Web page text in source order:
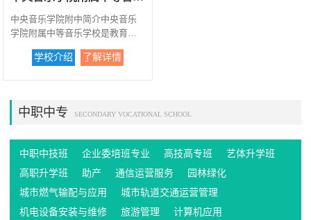
才。促进了传统艺术与现代雕刻
技术的结合。...
声誉，不仅在北京市，而且在全
的中等职业学校。学校师资力量
雄厚，办学效果显著，自创办职
业教育以来，为社会输送了大量
的专业技术人才。学校是北京市
现代化标志性中等职业学校、全
国中等职业学校德育工作试验
则被归入六个主要的学术学院（S
chools）里。它也是众多学术联盟
的成员之一，为中国的重要学
诺贝尔奖得主的高等学府，共有9
转移培训”、“岗位技能培训”中成
中央音乐学院附中简介中央音乐
学院附属中等音乐学校是教育部
直属的国家级重点中等专业学
校，被文化部评为省部级重点专
器演奏、管弦乐器演奏、中国乐
器演奏、综合音乐理论、作曲、
和北京市教委批准，与澳门演艺
学院音乐学校合作，在澳门设立
了“附中教学点”。自建校以来，
一直受到各届国家领导人的关怀
与重视，在国家各级领导的支持
学校介绍 了解详情
中职中专 SECONDARY VOCATIONAL SCHOOL
中职中技班 企业委培班专业 高技高专班
艺体升学班
高职升学班
助产 通信运营服务
园林绿化
城市燃气输配与应用
城市轨道交通运营管理
机电设备安装与维修
旅游管理
计算机应用